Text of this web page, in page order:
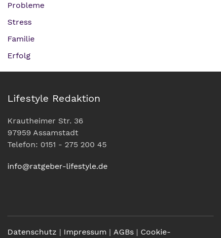
Probleme
Stress
Familie
Erfolg
Lifestyle Redaktion
Krautheimer Str. 36
97959 Assamstadt
Telefon: 0151 - 275 200 45
info@ratgeber-lifestyle.de
Datenschutz | Impressum | AGBs | Cookie-